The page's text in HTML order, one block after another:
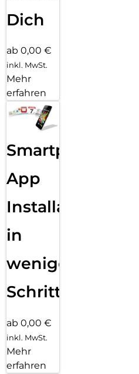
Dich
ab 0,00 €
inkl. MwSt.
Mehr
erfahren
Smartphone
App
Installation
in
wenigen
Schritten
ab 0,00 €
inkl. MwSt.
Mehr
erfahren